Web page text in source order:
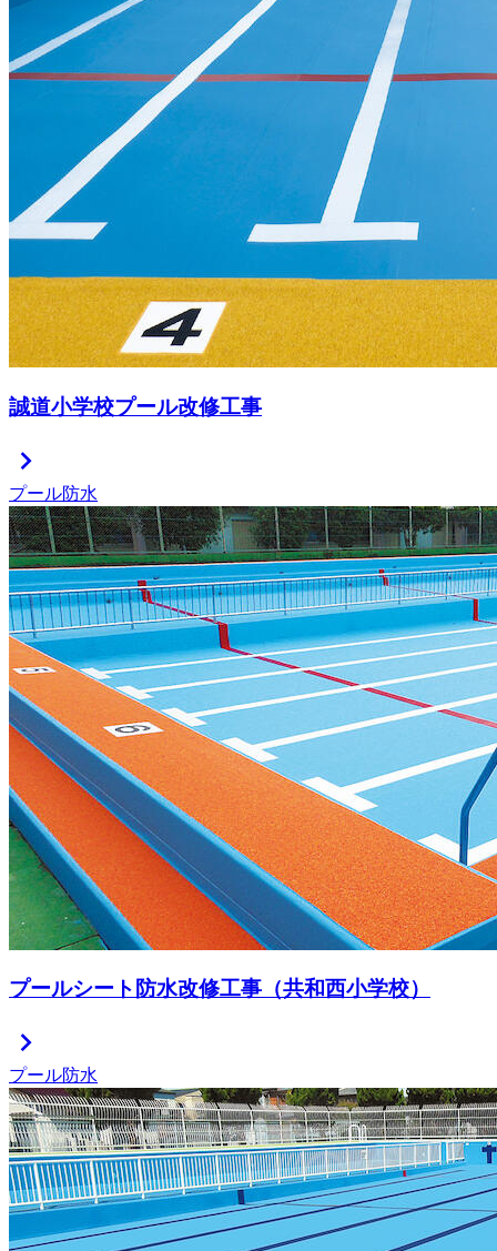
誠道小学校プール改修工事
chevron_right
プール防水
プールシート防水改修工事（共和西小学校）
chevron_right
プール防水